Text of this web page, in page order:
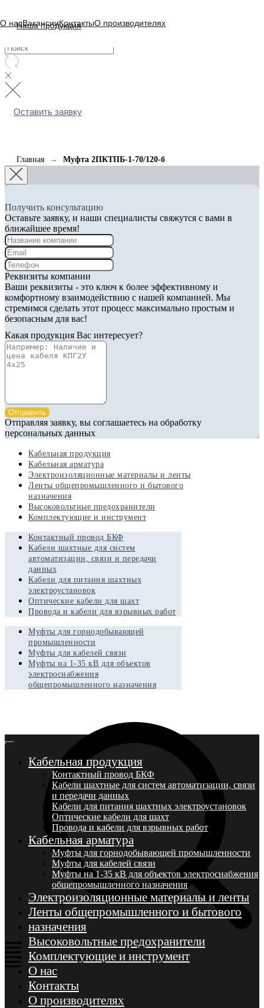
Главная Муфта 2ПКТПБ-1-70/120-б
Получить консультацию
Оставьте заявку, и наши специалисты свяжутся с вами в
ближайшее время!
Реквизиты компании
Ваши реквизиты - это ключ к более эффективному и
комфортному взаимодействию с нашей компанией. Мы
стремимся сделать этот процесс максимально простым и
безопасным для вас!
Какая продукция Вас интересует?
Отправить
Отправляя заявку, вы соглашаетесь на обработку
персональных данных
Кабельная продукция
Кабельная арматура
Электроизоляционные материалы и ленты
Ленты общепромышленного и бытового
назначения
Высоковольтные предохранители
Комплектующие и инструмент
Контактный провод БКФ
Кабели шахтные для систем
автоматизации, связи и передачи
данных
Кабели для питания шахтных
электроустановок
Оптические кабели для шахт
Провода и кабели для взрывных работ
Муфты для горнодобывающей
промышленности
Муфты для кабелей связи
Муфты на 1-35 кВ для объектов
электроснабжения
общепромышленного назначения
Наша продукция
О насВакансииКонтактыО производителях
Оставить заявку
Кабельная продукция
Контактный провод БКФ
Кабели шахтные для систем автоматизации, связи
и передачи данных
Кабели для питания шахтных электроустановок
Оптические кабели для шахт
Провода и кабели для взрывных работ
Кабельная арматура
Муфты для горнодобывающей промышленности
Муфты для кабелей связи
Муфты на 1-35 кВ для объектов электроснабжения
общепромышленного назначения
Электроизоляционные материалы и ленты
Ленты общепромышленного и бытового
назначения
Высоковольтные предохранители
Комплектующие и инструмент
О нас
Контакты
О производителях